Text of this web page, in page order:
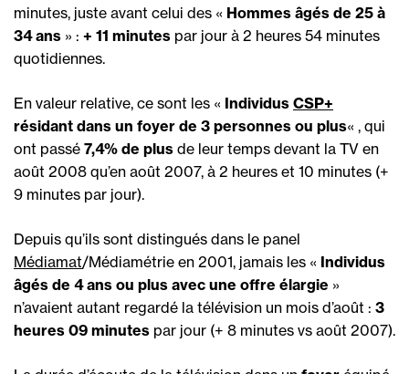
minutes, juste avant celui des « Hommes âgés de 25 à
34 ans » : + 11 minutes par jour à 2 heures 54 minutes
quotidiennes.
En valeur relative, ce sont les « Individus CSP+
résidant dans un foyer de 3 personnes ou plus« , qui
ont passé 7,4% de plus de leur temps devant la TV en
août 2008 qu’en août 2007, à 2 heures et 10 minutes (+
9 minutes par jour).
Depuis qu’ils sont distingués dans le panel
Médiamat/Médiamétrie en 2001, jamais les « Individus
âgés de 4 ans ou plus avec une offre élargie »
n’avaient autant regardé la télévision un mois d’août : 3
heures 09 minutes par jour (+ 8 minutes vs août 2007).